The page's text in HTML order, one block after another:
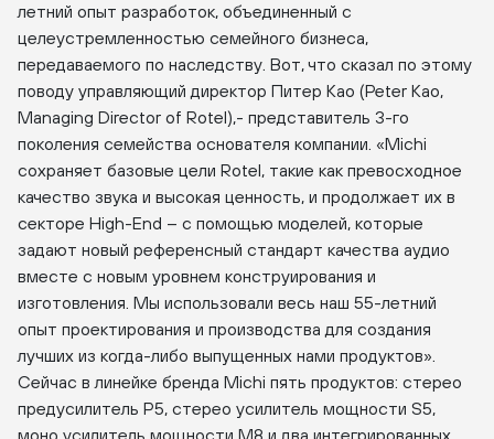
летний опыт разработок, объединенный с
целеустремленностью семейного бизнеса,
передаваемого по наследству. Вот, что сказал по этому
поводу управляющий директор Питер Као (Peter Kao,
Managing Director of Rotel),- представитель 3-го
поколения семейства основателя компании. «Michi
сохраняет базовые цели Rotel, такие как превосходное
качество звука и высокая ценность, и продолжает их в
секторе High-End – с помощью моделей, которые
задают новый референсный стандарт качества аудио
вместе с новым уровнем конструирования и
изготовления. Мы использовали весь наш 55-летний
опыт проектирования и производства для создания
лучших из когда-либо выпущенных нами продуктов».
Сейчас в линейке бренда Michi пять продуктов: стерео
предусилитель P5, стерео усилитель мощности S5,
моно усилитель мощности M8 и два интегрированных